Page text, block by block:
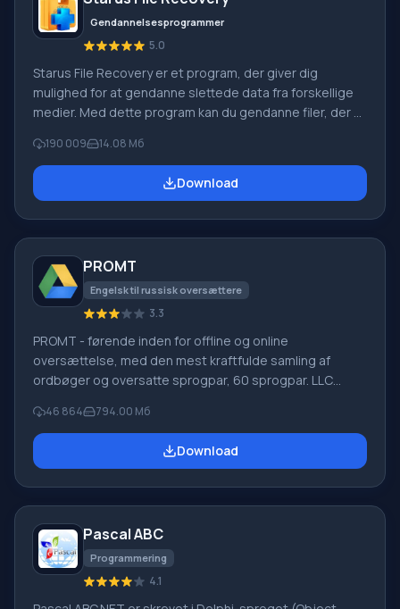
Gendannelsesprogrammer
5.0
Starus File Recovery er et program, der giver dig
mulighed for at gendanne slettede data fra forskellige
medier. Med dette program kan du gendanne filer, der er
slettet uden om papirkurven, skjult af ondsindet
software, mistet på grund af softwarefejl, fuldstændig
tømning af papirkurven, formatering eller sletning af
190 009 14.08 Мб
Download
PROMT
Engelsk til russisk oversættere
3.3
PROMT - førende inden for offline og online
oversættelse, med den mest kraftfulde samling af
ordbøger og oversatte sprogpar, 60 sprogpar. LLC
oversættelsessystemer til private brugere og
virksomheder. PROMT-software giver oversættelse af
enhver tekst ved hjælp af indbyggede ordbøger,
udenlandsk firma
46 864 794.00 Мб
Download
Pascal ABC
Programmering
4.1